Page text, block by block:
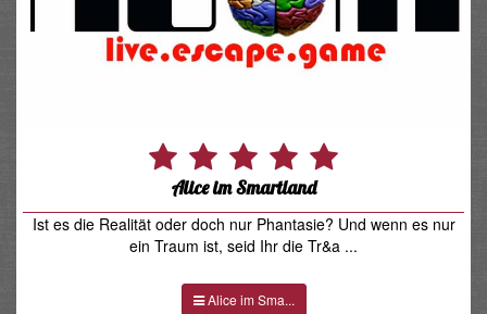
Alice im Smartland
Ist es die Realität oder doch nur Phantasie? Und wenn es nur
ein Traum ist, seid Ihr die Tr&a ...
Alice im Sma...